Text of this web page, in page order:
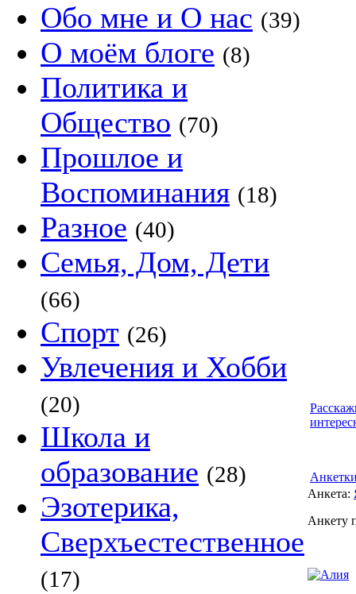
Обо мне и О нас (39)
О моём блоге (8)
Политика и
Общество (70)
Прошлое и
Воспоминания (18)
Разное (40)
Семья, Дом, Дети
(66)
Спорт (26)
Увлечения и Хобби
(20)
Школа и
образование (28)
Эзотерика,
Сверхъестественное
(17)
Анкета:
Анкету